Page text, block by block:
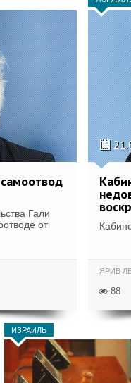
Гали
от
ЯРИВ
88
ИЗРАИЛЬ